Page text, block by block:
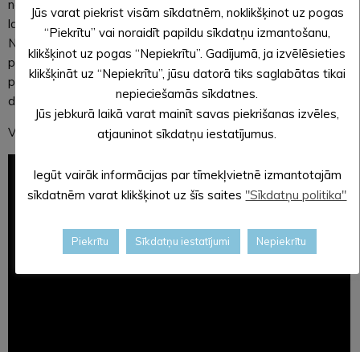
nepieciešamību radās 1991. gada barikāžu dienās. Šo gadu
laikā Zemessardze ir izveidojusies par skaitliski lielāko
Nacionālo bruņoto spēku struktūru un valsts aizsardzības
pamatu. Zemessardze dod iespēju Latvijas Republikas
pilsoņiem brīvprātīgi kalpot savai valstij, rūpējoties par tās
drošību.
Video par dienestu Zemessardzē:
Jūs varat piekrist visām sīkdatnēm, noklikšķinot uz pogas
“Piekrītu” vai noraidīt papildu sīkdatņu izmantošanu,
klikšķinot uz pogas “Nepiekrītu”. Gadījumā, ja izvēlēsieties
klikšķināt uz “Nepiekrītu”, jūsu datorā tiks saglabātas tikai
nepieciešamās sīkdatnes.
Jūs jebkurā laikā varat mainīt savas piekrišanas izvēles,
atjauninot sīkdatņu iestatījumus.
Iegūt vairāk informācijas par tīmekļvietnē izmantotajām
sīkdatnēm varat klikšķinot uz šīs saites "Sīkdatņu politika"
Piekrītu Sīkdatņu iestatījumi Nepiekrītu